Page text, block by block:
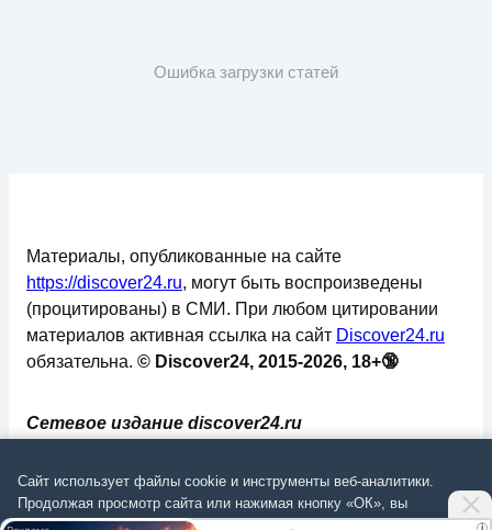
Ошибка загрузки статей
Сетевое издание discover24.ru
надзору в сфере связи, информационных
технологий и массовых коммуникаций
Материалы, опубликованные на сайте
https://discover24.ru, могут быть воспроизведены
(процитированы) в СМИ. При любом цитировании
материалов активная ссылка на сайт Discover24.ru
обязательна. © Discover24, 2015-2026, 18+🔞
i
Сайт использует файлы cookie и инструменты веб-аналитики.
Продолжая просмотр сайта или нажимая кнопку «ОК», вы
подтверждаетесогласие на обработку данныхсогласноПолитике.